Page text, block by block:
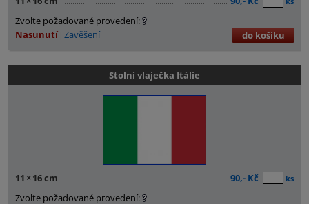
Zvolte požadované provedení:
Nasunutí Zavěšení do košíku
Stolní vlaječka Itálie
11 × 16 cm 90,- Kč ks
Zvolte požadované provedení: